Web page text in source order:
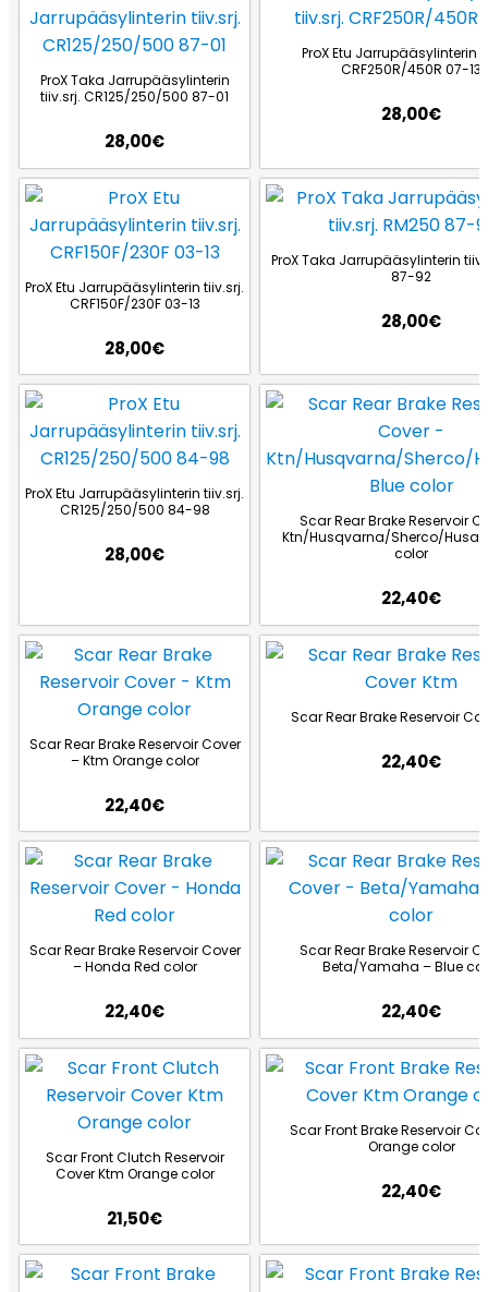
ProX Taka Jarrupääsylinterin
tiiv.srj. CR125/250/500 87-01
28,00€
ProX Etu Jarrupääsylinterin
CRF250R/450R 07-13
28,00€
ProX Etu Jarrupääsylinterin tiiv.srj.
CRF150F/230F 03-13
28,00€
ProX Taka Jarrupääsylinterin
87-92
28,00€
ProX Etu Jarrupääsylinterin tiiv.srj.
CR125/250/500 84-98
28,00€
Scar Rear Brake Reservoir
Ktn/Husqvarna/Sherco/
color
22,40€
Scar Rear Brake Reservoir Cover
– Ktm Orange color
22,40€
Scar Rear Brake Reservoir
22,40€
Scar Rear Brake Reservoir Cover
– Honda Red color
22,40€
Scar Rear Brake Reservoir
Beta/Yamaha – Blue
22,40€
Scar Front Clutch Reservoir
Cover Ktm Orange color
21,50€
Scar Front Brake Reservoir
Orange color
22,40€